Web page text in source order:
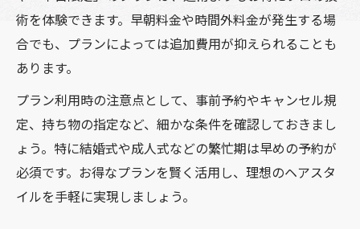
術を体験できます。早朝料金や時間外料金が発生する場
合でも、プランによっては追加費用が抑えられることも
あります。
プラン利用時の注意点として、事前予約やキャンセル規
定、持ち物の指定など、細かな条件を確認しておきまし
ょう。特に結婚式や成人式などの繁忙期は早めの予約が
必須です。お得なプランを賢く活用し、理想のヘアスタ
イルを手軽に実現しましょう。